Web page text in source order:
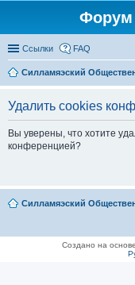
Форум
Ссылки FAQ
Силламяэский
Удалить cookies
Вы уверены, что хотите
конференцией?
Силламяэский
Создано на основе